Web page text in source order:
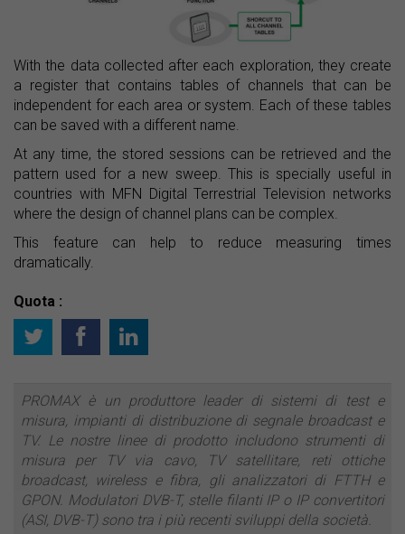
With the data collected after each exploration, they create
a register that contains tables of channels that can be
independent for each area or system. Each of these tables
can be saved with a different name.
At any time, the stored sessions can be retrieved and the
pattern used for a new sweep. This is specially useful in
countries with MFN Digital Terrestrial Television networks
where the design of channel plans can be complex.
This feature can help to reduce measuring times
dramatically.
Quota :
PROMAX è un produttore leader di sistemi di test e
misura, impianti di distribuzione di segnale broadcast e
TV. Le nostre linee di prodotto includono strumenti di
misura per TV via cavo, TV satellitare, reti ottiche
broadcast, wireless e fibra, gli analizzatori di FTTH e
GPON. Modulatori DVB-T, stelle filanti IP o IP convertitori
(ASI, DVB-T) sono tra i più recenti sviluppi della società.